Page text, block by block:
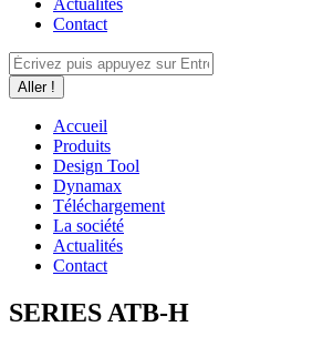
Actualités
Contact
Recherche
:
Accueil
Produits
Design Tool
Dynamax
Téléchargement
La société
Actualités
Contact
SERIES ATB-H